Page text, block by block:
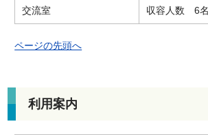
交流室 収容人数 6名
ページの先頭へ
利用案内